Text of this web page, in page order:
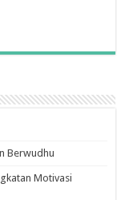
Berwudhu
Motivasi